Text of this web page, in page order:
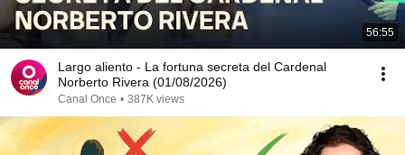
56:55
Largo aliento - La fortuna secreta del Cardenal
Norberto Rivera (01/08/2026)
Canal Once • 387K views